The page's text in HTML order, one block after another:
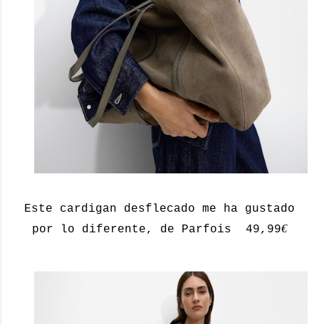
Este cardigan desflecado me ha gustado
por lo diferente, de Parfois 49,99€